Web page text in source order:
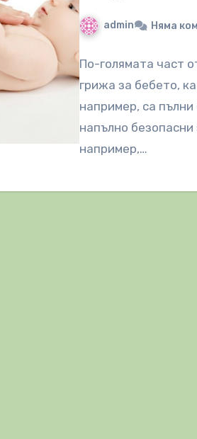
admin Няма
По-голямата част
грижа за бебето,
например, са пълни
напълно
например,…